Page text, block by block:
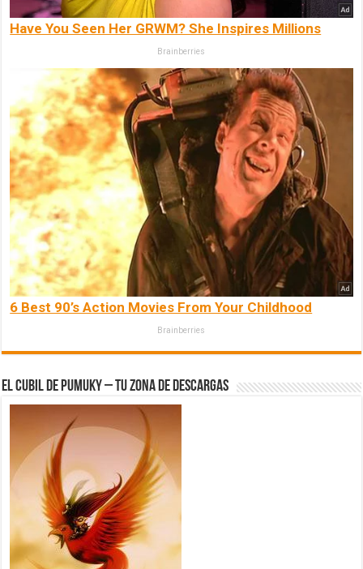
Have You Seen Her GRWM? She Inspires Millions
Brainberries
6 Best 90’s Action Movies From Your Childhood
Brainberries
El Cubil de Pumuky – Tu zona de Descargas